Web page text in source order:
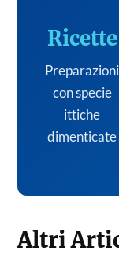
Ricette
Preparazioni
con specie
ittiche
dimenticate
Altri